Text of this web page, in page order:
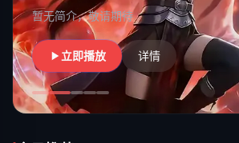
暂无简介，敬请期待
立即播放 详情